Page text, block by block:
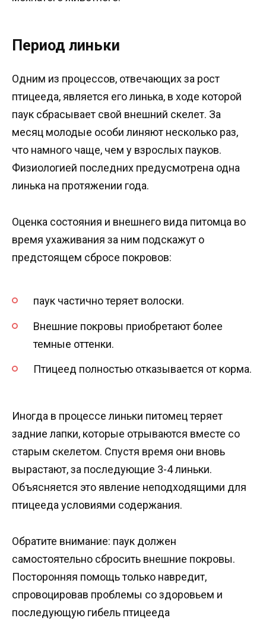
Период линьки
Одним из процессов, отвечающих за рост
птицееда, является его линька, в ходе которой
паук сбрасывает свой внешний скелет. За
месяц молодые особи линяют несколько раз,
что намного чаще, чем у взрослых пауков.
Физиологией последних предусмотрена одна
линька на протяжении года.
Оценка состояния и внешнего вида питомца во
время ухаживания за ним подскажут о
предстоящем сбросе покровов:
паук частично теряет волоски.
Внешние покровы приобретают более
темные оттенки.
Птицеед полностью отказывается от корма.
Иногда в процессе линьки питомец теряет
задние лапки, которые отрываются вместе со
старым скелетом. Спустя время они вновь
вырастают, за последующие 3-4 линьки.
Объясняется это явление неподходящими для
птицееда условиями содержания.
Обратите внимание: паук должен
самостоятельно сбросить внешние покровы.
Посторонняя помощь только навредит,
спровоцировав проблемы со здоровьем и
последующую гибель птицееда